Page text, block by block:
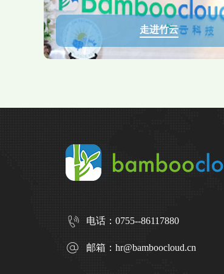
走进竹云
电话： 0755--86117880
邮箱： hr@bamboocloud.cn